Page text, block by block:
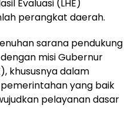
Evaluasi (LHE)
perangkat daerah.
sarana pendukung
misi Gubernur
khususnya dalam
yang baik
pelayanan dasar